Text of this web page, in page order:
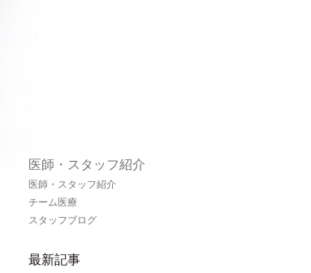
医師・スタッフ紹介
医師・スタッフ紹介
チーム医療
スタッフブログ
最新記事